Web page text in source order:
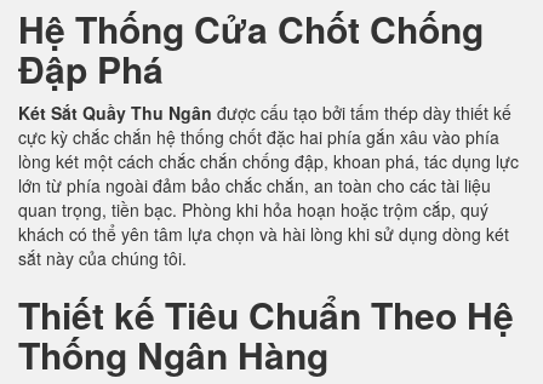
Hệ Thống Cửa Chốt Chống
Đập Phá
Két Sắt Quầy Thu Ngân được cấu tạo bởi tấm thép dày thiết kế
cực kỳ chắc chắn hệ thống chốt đặc hai phía gắn xâu vào phía
lòng két một cách chắc chắn chống đập, khoan phá, tác dụng lực
lớn từ phía ngoài đảm bảo chắc chắn, an toàn cho các tài liệu
quan trọng, tiền bạc. Phòng khi hỏa hoạn hoặc trộm cắp, quý
khách có thể yên tâm lựa chọn và hài lòng khi sử dụng dòng két
sắt này của chúng tôi.
Thiết kế Tiêu Chuẩn Theo Hệ
Thống Ngân Hàng